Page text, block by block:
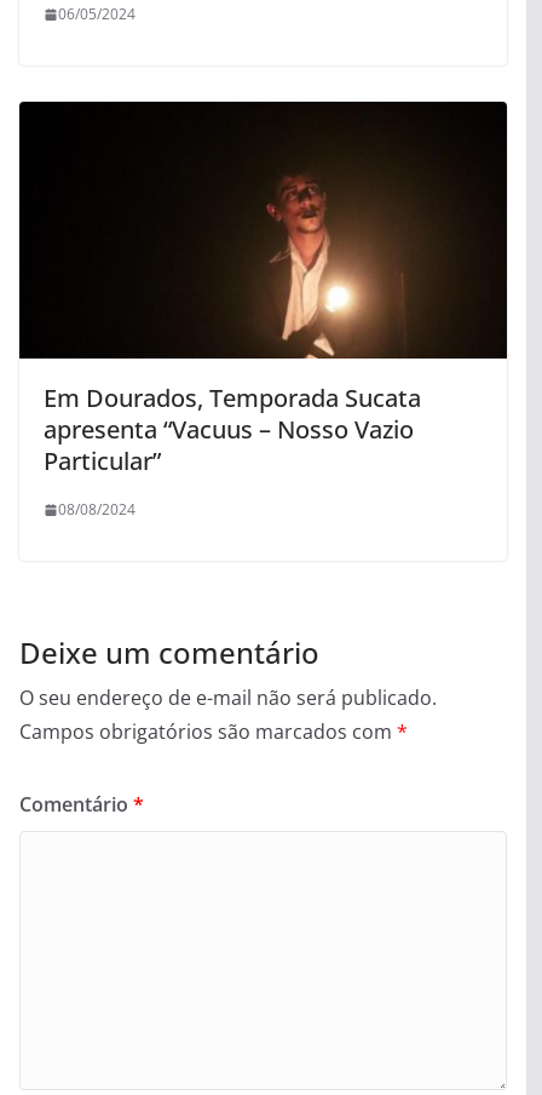
06/05/2024
Em Dourados, Temporada Sucata
apresenta “Vacuus – Nosso Vazio
Particular”
08/08/2024
Deixe um comentário
O seu endereço de e-mail não será publicado.
Campos obrigatórios são marcados com *
Comentário *